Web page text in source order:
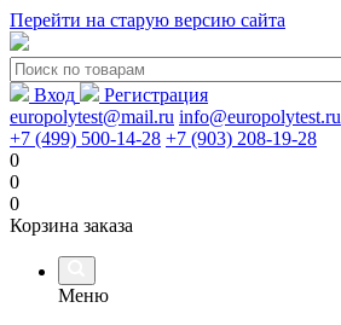
Перейти на старую версию сайта
Вход
Регистрация
europolytest@mail.ru info@europolytest.ru
+7 (499) 500-14-28 +7 (903) 208-19-28
0
0
0
Корзина заказа
Меню